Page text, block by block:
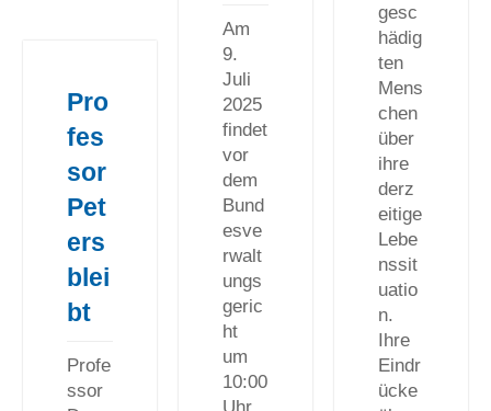
gesc
hädig
ten
Mens
chen
über
ihre
derz
eitige
Lebe
nssit
uatio
n.
Ihre
Eindr
ücke
Am
9.
Juli
2025
findet
vor
dem
Bund
esve
rwalt
ungs
geric
ht
um
10:00
Pro
fes
sor
Pet
ers
blei
bt
Profe
ssor